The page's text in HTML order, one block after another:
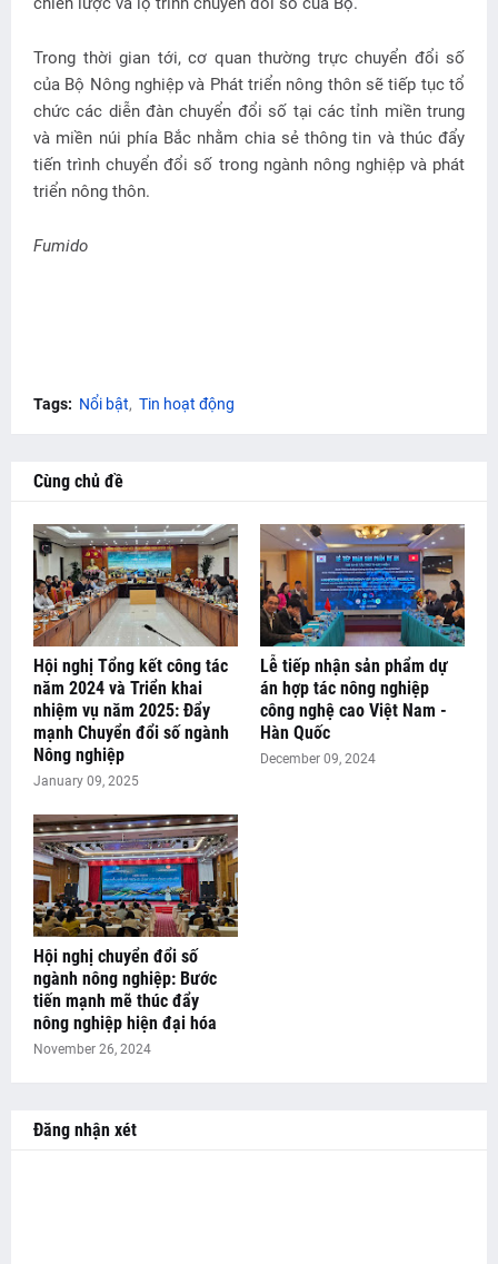
Trong thời gian tới, cơ quan thường trực chuyển đổi số
của Bộ Nông nghiệp và Phát triển nông thôn sẽ tiếp tục tổ
chức các diễn đàn chuyển đổi số tại các tỉnh miền trung
và miền núi phía Bắc nhằm chia sẻ thông tin và thúc đẩy
tiến trình chuyển đổi số trong ngành nông nghiệp và phát
triển nông thôn.
Fumido
Tags: Nổi bật Tin hoạt động
Cùng chủ đề
Hội nghị Tổng kết công tác
năm 2024 và Triển khai
nhiệm vụ năm 2025: Đẩy
mạnh Chuyển đổi số ngành
Nông nghiệp
January 09, 2025
Lễ tiếp nhận sản phẩm dự
án hợp tác nông nghiệp
công nghệ cao Việt Nam -
Hàn Quốc
December 09, 2024
Hội nghị chuyển đổi số
ngành nông nghiệp: Bước
tiến mạnh mẽ thúc đẩy
nông nghiệp hiện đại hóa
November 26, 2024
Đăng nhận xét